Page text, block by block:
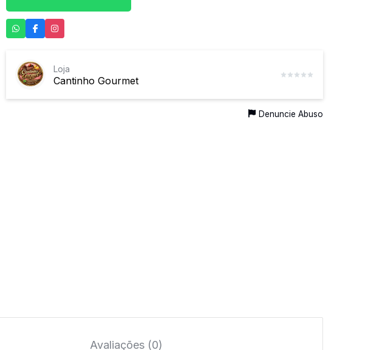
Cantinho Gourmet
Loja
Denuncie Abuso
Avaliações (0)